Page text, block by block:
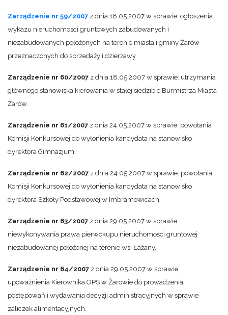
Zarządzenie nr 59/2007 z dnia 18.05.2007 w sprawie: ogłoszenia
wykazu nieruchomości gruntowych zabudowanych i
niezabudowanych położonych na terenie miasta i gminy Żarów
przeznaczonych do sprzedaży i dzierżawy.
Zarządzenie nr 60/2007 z dnia 18.05.2007 w sprawie: utrzymania
głównego stanowiska kierowania w stałej siedzibie Burmistrza Miasta
Żarów.
Zarządzenie nr 61/2007 z dnia 24.05.2007 w sprawie: powołania
Komisji Konkursowej do wyłonienia kandydata na stanowisko
dyrektora Gimnazjum.
Zarządzenie nr 62/2007 z dnia 24.05.2007 w sprawie: powołania
Komisji Konkursowej do wyłonienia kandydata na stanowisko
dyrektora Szkoły Podstawowej w Imbramowicach.
Zarządzenie nr 63/2007 z dnia 29.05.2007 w sprawie:
niewykonywania prawa pierwokupu nieruchomości gruntowej
niezabudowanej położonej na terenie wsi Łażany.
Zarządzenie nr 64/2007 z dnia 29.05.2007 w sprawie:
upoważnienia Kierownika OPS w Żarowie do prowadzenia
postępowań i wydawania decyzji administracyjnych w sprawie
zaliczek alimentacyjnych.